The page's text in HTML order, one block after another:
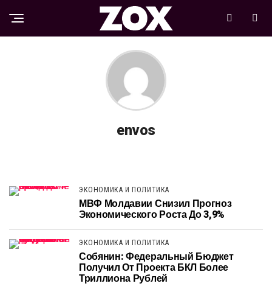
envos
ЭКОНОМИКА И ПОЛИТИКА
МВФ Молдавии Снизил Прогноз
Экономического Роста До 3,9%
ЭКОНОМИКА И ПОЛИТИКА
Собянин: Федеральный Бюджет
Получил От Проекта БКЛ Более
Триллиона Рублей